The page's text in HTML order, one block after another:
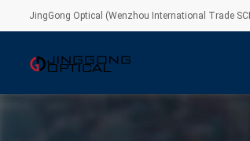
JingGong Optical (Wenzhou International Trade